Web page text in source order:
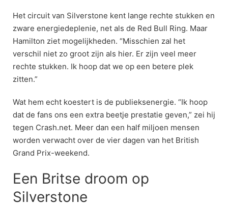
Het circuit van Silverstone kent lange rechte stukken en
zware energiedeplenie, net als de Red Bull Ring. Maar
Hamilton ziet mogelijkheden. “Misschien zal het
verschil niet zo groot zijn als hier. Er zijn veel meer
rechte stukken. Ik hoop dat we op een betere plek
zitten.”
Wat hem echt koestert is de publieksenergie. “Ik hoop
dat de fans ons een extra beetje prestatie geven,” zei hij
tegen Crash.net. Meer dan een half miljoen mensen
worden verwacht over de vier dagen van het British
Grand Prix-weekend.
Een Britse droom op
Silverstone